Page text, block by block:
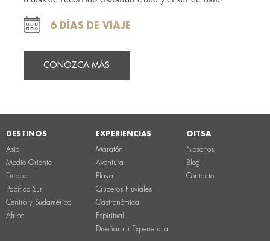
6 DÍAS DE VIAJE
CONOZCA MÁS
DESTINOS
Asia
Medio Oriente
Europa
Pacífico Sur
Centro y Sudamérica
África
EXPERIENCIAS
Maratón
Aventura
Playa
Cruceros Fluviales
Gastronómica
Espiritual
Diseñar mi Experiencia
OITSA
Nosotros
Blog
Contacto